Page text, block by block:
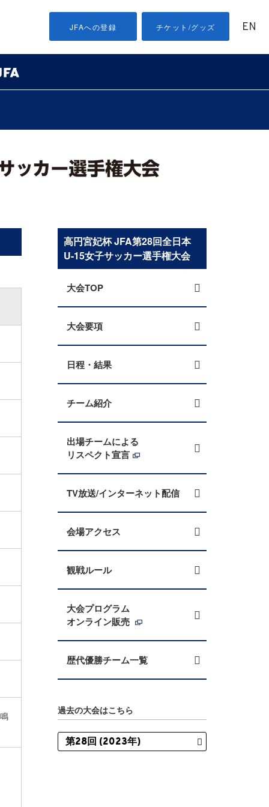
JFAへの登録 チケット/グッズ EN
高円宮妃杯 JFA第28回全日本
U-15女子サッカー選手権大会
大会TOP
大会要項
日程・結果
チーム紹介
出場チームによる
リスペクト宣言
TV放送/インターネット配信
会場アクセス
観戦ルール
大会プログラム
オンライン販売
歴代優勝チーム一覧
過去の大会はこちら